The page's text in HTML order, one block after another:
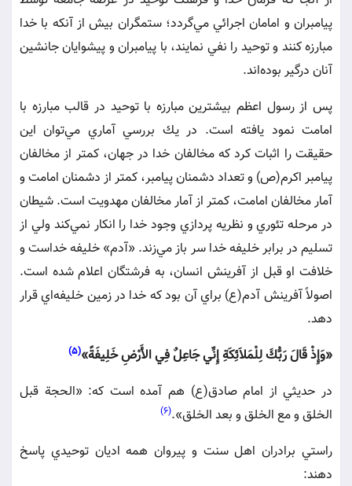
پيامبران و امامان اجرائي مي‌گردد؛ ستمگران بيش از آنكه با خدا
مبارزه كنند و توحيد را نفي نمايند، با پيامبران و پيشوايان جانشين
آنان درگير بوده‌اند.
پس از رسول اعظم بيشترين مبارزه با توحيد در قالب مبارزه با
امامت نمود يافته است. در يك بررسي آماري مي‌توان اين
حقيقت را اثبات كرد كه مخالفان خدا در جهان، كمتر از مخالفان
پيامبر اكرم(ص) و تعداد دشمنان پيامبر، كمتر از دشمنان امامت و
آمار مخالفان امامت، كمتر از آمار مخالفان مهدويت است. شيطان
در مرحله تئوري و نظريه پردازي وجود خدا را انكار نمي‌كند ولي از
تسليم در برابر خليفه خدا سر باز مي‌زند. «آدم» خليفه خداست و
خلافت او قبل از آفرينش انسان، به فرشتگان اعلام شده است.
اصولاً آفرينش آدم(ع) براي آن بود كه خدا در زمين خليفه‌اي قرار
دهد.
«وَإِذْ قَالَ رَبُّكَ لِلْمَلاَئِكَةِ إِنِّي جَاعِلٌ فِي الأَرْضِ خَلِيفَةً»(5)
در حديثي از امام صادق(ع) هم آمده است كه: «الحجة قبل
الخلق و مع الخلق و بعد الخلق».(6)
راستي برادران اهل سنت و پيروان همه اديان توحيدي پاسخ
دهند: